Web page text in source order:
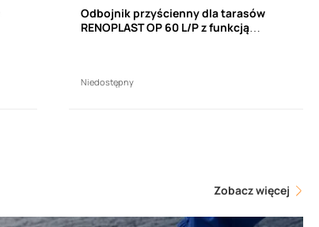
Odbojnik przyścienny dla tarasów
RENOPLAST OP 60 L/P z funkcją
Niedostępny
Zobacz więcej